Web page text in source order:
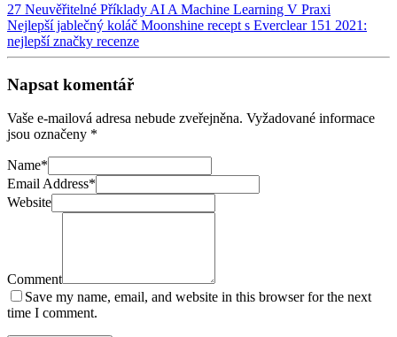
27 Neuvěřitelné Příklady AI A Machine Learning V Praxi
Nejlepší jablečný koláč Moonshine recept s Everclear 151 2021:
nejlepší značky recenze
Napsat komentář
Vaše e-mailová adresa nebude zveřejněna. Vyžadované informace
jsou označeny *
Name*
Email Address*
Website
Comment
Save my name, email, and website in this browser for the next
time I comment.